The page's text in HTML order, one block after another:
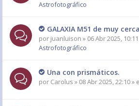
Astrofotográfico
GALAXIA M51 de muy cerca
por juanluison » 06 Abr 2025,
Astrofotográfico
Una con prismáticos.
por Carolus » 08 Abr 2025, 22:10 »